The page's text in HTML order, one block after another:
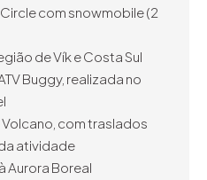
com snowmobile (2
de Vík e Costa Sul
Buggy, realizada no
Volcano, com traslados
atividade
Aurora Boreal